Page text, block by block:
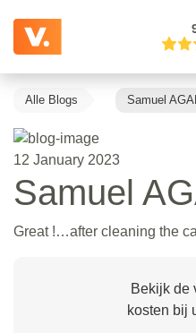
Alle Blogs Samuel
12 January 2023
Samuel
Great !…after cleaning the
Bekijk de
kosten bij